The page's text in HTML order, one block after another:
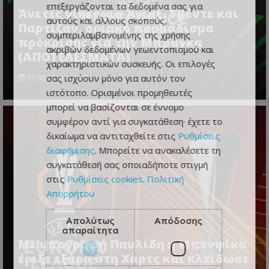
Άνετες νίκες για Άγιαξ, Τβέντε και
Παρτίζαν, οριακό προβάδισμα
πρόκρισης για την Μπράγκα
(ΑΠΟΤΕΛΕΣΜΑΤΑ)
07.08.2026 - 00:20
Με υπογραφή Παυλίδη η Μπενφίκα
έριξε εξάρα στη Χαρτς και κλείδωσε
επεξεργάζονται τα δεδομένα σας για
αυτούς και άλλους σκοπούς,
συμπεριλαμβανομένης της χρήσης
ακριβών δεδομένων γεωεντοπισμού και
χαρακτηριστικών συσκευής. Οι επιλογές
σας ισχύουν μόνο για αυτόν τον
ιστότοπο. Ορισμένοι προμηθευτές
μπορεί να βασίζονται σε έννομο
συμφέρον αντί για συγκατάθεση· έχετε το
δικαίωμα να αντιταχθείτε στις Ρυθμίσεις
διαφήμισης. Μπορείτε να ανακαλέσετε τη
συγκατάθεσή σας οποιαδήποτε στιγμή
στις Ρυθμίσεις cookies. Πολιτική
Απορρήτου
Απολύτως
απαραίτητα
Απόδοσης